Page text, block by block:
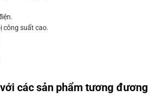
công suất cao.
các sản phẩm tương đương